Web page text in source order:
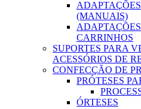
(MANUAIS)
CARRINHOS
SUPORTES PARA
ACESSÓRIOS DE
CONFECÇÃO DE
PRÓTESES
ÓRTESES